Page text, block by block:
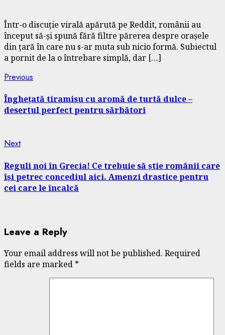
Într-o discuție virală apărută pe Reddit, românii au
început să-și spună fără filtre părerea despre orașele
din țară în care nu s-ar muta sub nicio formă. Subiectul
a pornit de la o întrebare simplă, dar […]
Continue
Reading
Previous
Înghețată tiramisu cu aromă de turtă dulce –
desertul perfect pentru sărbători
NextNext
Reguli noi în Grecia! Ce trebuie să știe românii care
își petrec concediul aici. Amenzi drastice pentru
cei care le încalcă
Leave a Reply
Your email address will not be published. Required
fields are marked *